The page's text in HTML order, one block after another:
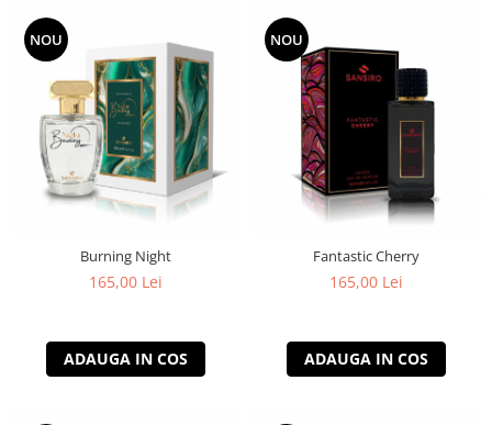
NOU
Burning Night
165,00 Lei
ADAUGA IN COS
NOU
Fantastic Cherry
165,00 Lei
ADAUGA IN COS